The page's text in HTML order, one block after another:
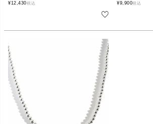
¥12,430税込 ¥9,900税込